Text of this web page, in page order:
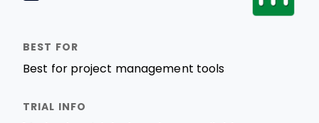
Best for project management tools